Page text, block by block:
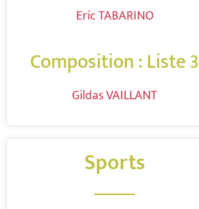
Eric TABARINO
Composition : Liste 3
Gildas VAILLANT
Sports